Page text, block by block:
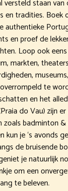
versteld staan
en tradities. Boek
authentieke
en proef de
Loop ook
markten,
te
en het
do Vau) zijn
zoals badminton
kun je ‘s avonds
de bruisende
je natuurlijk
om een
te beleven.